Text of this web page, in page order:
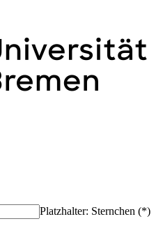
Platzhalter: Sternchen (*)